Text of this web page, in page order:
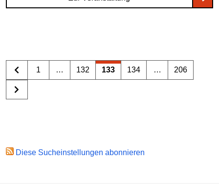
1 … 132 133 134 … 206
Diese Sucheinstellungen abonnieren